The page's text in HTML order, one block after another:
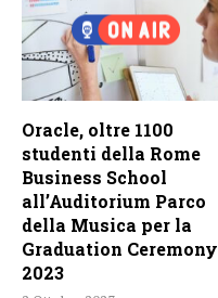
Oracle, oltre 1100
studenti della Rome
Business School
all’Auditorium Parco
della Musica per la
Graduation Ceremony
2023